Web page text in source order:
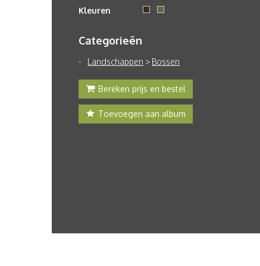
Kleuren
Categorieën
Landschappen > Bossen
Bereken prijs en bestel
Toevoegen aan album